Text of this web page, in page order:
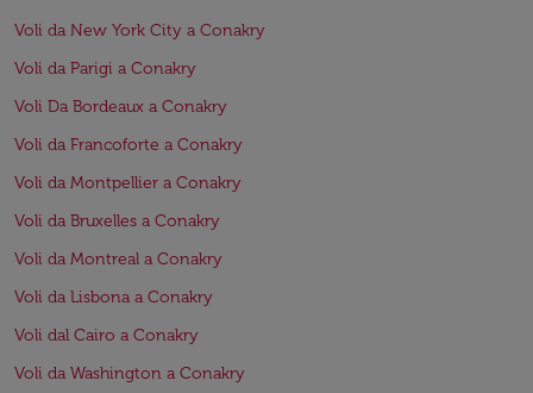
Voli da New York City a Conakry
Voli da Parigi a Conakry
Voli Da Bordeaux a Conakry
Voli da Francoforte a Conakry
Voli da Montpellier a Conakry
Voli da Bruxelles a Conakry
Voli da Montreal a Conakry
Voli da Lisbona a Conakry
Voli dal Cairo a Conakry
Voli da Washington a Conakry